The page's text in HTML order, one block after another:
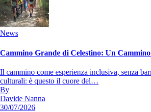
News
Cammino Grande di Celestino: Un
Il cammino come esperienza inclusiva, senza
culturali: è questo il cuore del…
By
Davide Nanna
30/07/2026